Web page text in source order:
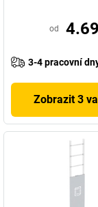
od
3-4 pracovní
Zobrazit 3